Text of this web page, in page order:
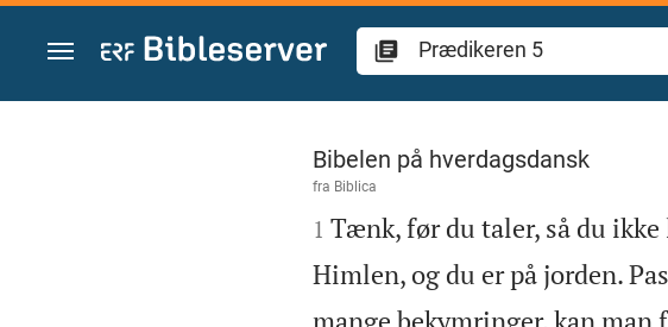
Gå til indhold
Prædikeren 5
Bibelen på hverdagsdansk
fra Biblica

1 Tænk, før du taler, så du
Himlen, og du er på jorden.